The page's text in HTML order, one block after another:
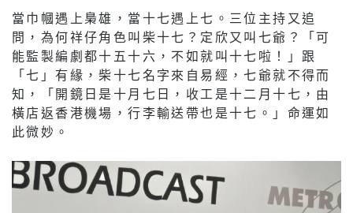
當巾幗遇上梟雄，當十七遇上七。三位主持又追
問，為何祥仔角色叫柴十七？定欣又叫七爺？「可
能監製編劇都十五十六，不如就叫十七啦！」跟
「七」有緣，柴十七名字來自易經，七爺就不得而
知，「開鏡日是十月七日，收工是十二月十七，由
橫店返香港機場，行李輸送帶也是十七。」命運如
此微妙。